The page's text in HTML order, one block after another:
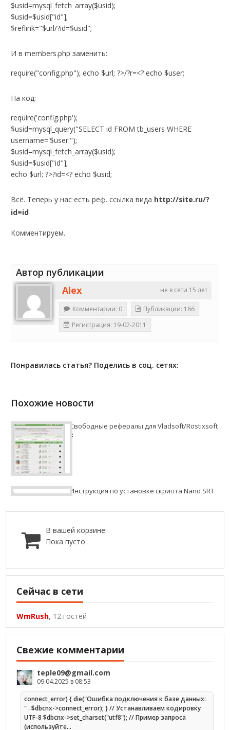
$usid=mysql_fetch_array($usid);
$usid=$usid["id"];
$reflink="$url/?id=$usid";
И в members.php заменить:
require("config.php"); echo $url; ?>/?r=<? echo $user;
На код:
require('config.php');
$usid=mysql_query("SELECT id FROM tb_users WHERE
username='$user'");
$usid=mysql_fetch_array($usid);
$usid=$usid["id"];
echo $url; ?>?id=<? echo $usid;
Всё. Теперь у нас есть реф. ссылка вида http://site.ru/?
id=id
Комментируем.
Автор публикации
не в сети 15 лет
Alex
Комментарии: 0
Публикации: 166
Регистрация: 19-02-2011
Понравилась статья? Поделись в соц. сетях:
Похожие новости
Свободные рефералы для Vladsoft/Rostixsoft
3
Инструкция по установке скрипта Nano SRT
В вашей корзине:
Пока пусто
Сейчас в сети
WmRush, 12 гостей
Свежие комментарии
teple09@gmail.com
09.04.2025 в 08:53
connect_error) { die("Ошибка подключения к базе данных:
" . $dbcnx->connect_error); } // Устанавливаем кодировку
UTF-8 $dbcnx->set_charset("utf8"); // Пример запроса
(используйте…